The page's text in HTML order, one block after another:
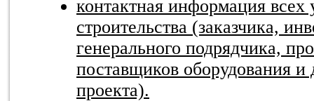
контактная информация всех
строительства (заказчика,
генерального подрядчика,
поставщиков оборудования и
проекта).